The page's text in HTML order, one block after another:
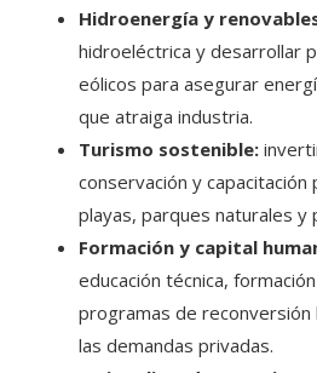
Hidroenergía y
hidroeléctrica y desarrollar
eólicos para asegurar
que atraiga industria.
Turismo sostenible:
conservación y capacitación
playas, parques naturales y
Formación y capital
educación técnica,
programas de reconversión
las demandas privadas.